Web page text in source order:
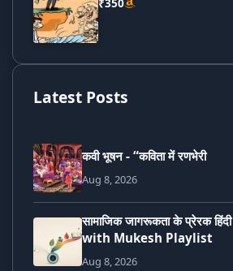
₹350
Latest Posts
कवी भूषन - “कविता में रणभेरी
Aug 8, 2026
सामाजिक जागरूकता के प्रेरक
with Mukesh Playlist
Aug 8, 2026